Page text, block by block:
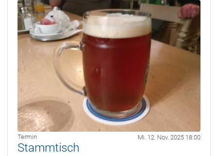
Termin Mi. 12. Nov. 2025 18:00
Stammtisch